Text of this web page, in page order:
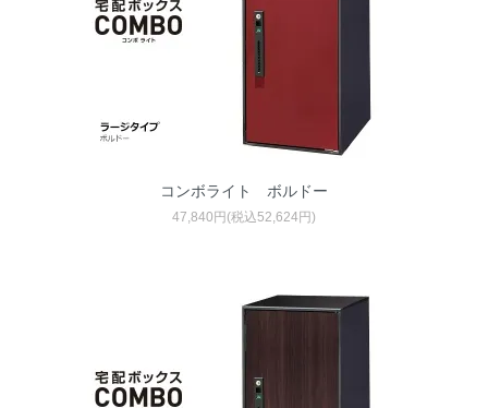
コンボライト ボルドー
47,840円(税込52,624円)